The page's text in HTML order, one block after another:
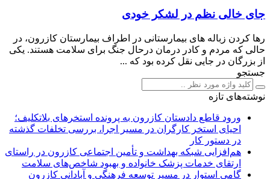
جای خالی نظم در لشکر خودی
رها کردن زباله های بیمارستانی در اطراف بیمارستان کازرون، در
حالی که مردم و کادر درمان درحال جنگ برای سلامت هستند. یکی
از بزرگان در جایی نقل کرده بود که ...
جستجو
نوشته‌های تازه
ورود قاطع دادستان کازرون به پرونده استخرهای بلاتکلیف؛
احیای استخر کارگران در مسیر اجرا، بررسی تخلفات گذشته
در دستور کار
هم‌افزایی شبکه بهداشت و تأمین اجتماعی کازرون در راستای
ارتقای خدمات پزشک خانواده و بهبود شاخص‌های سلامت
گامی استوار در مسیر توسعه فرهنگی و آبادانی کازرون